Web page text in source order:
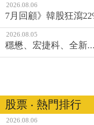
2026.08.06
7月回顧》韓股狂瀉
2026.08.05
穩懋、宏捷科、全新
股票 ‧ 熱門排行
2026.08.06